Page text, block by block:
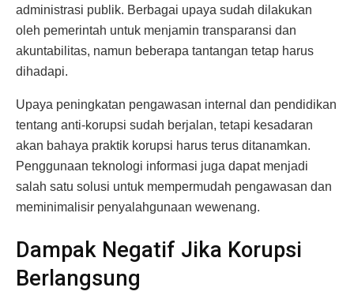
administrasi publik. Berbagai upaya sudah dilakukan
oleh pemerintah untuk menjamin transparansi dan
akuntabilitas, namun beberapa tantangan tetap harus
dihadapi.
Upaya peningkatan pengawasan internal dan pendidikan
tentang anti-korupsi sudah berjalan, tetapi kesadaran
akan bahaya praktik korupsi harus terus ditanamkan.
Penggunaan teknologi informasi juga dapat menjadi
salah satu solusi untuk mempermudah pengawasan dan
meminimalisir penyalahgunaan wewenang.
Dampak Negatif Jika Korupsi
Berlangsung